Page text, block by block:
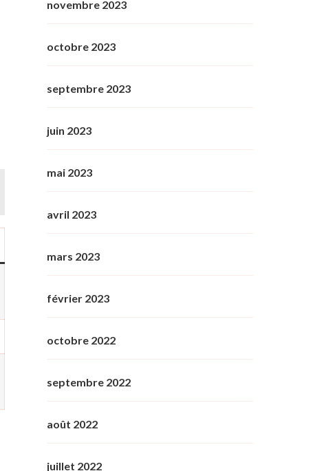
novembre 2023
octobre 2023
septembre 2023
juin 2023
mai 2023
avril 2023
mars 2023
février 2023
octobre 2022
septembre 2022
août 2022
juillet 2022